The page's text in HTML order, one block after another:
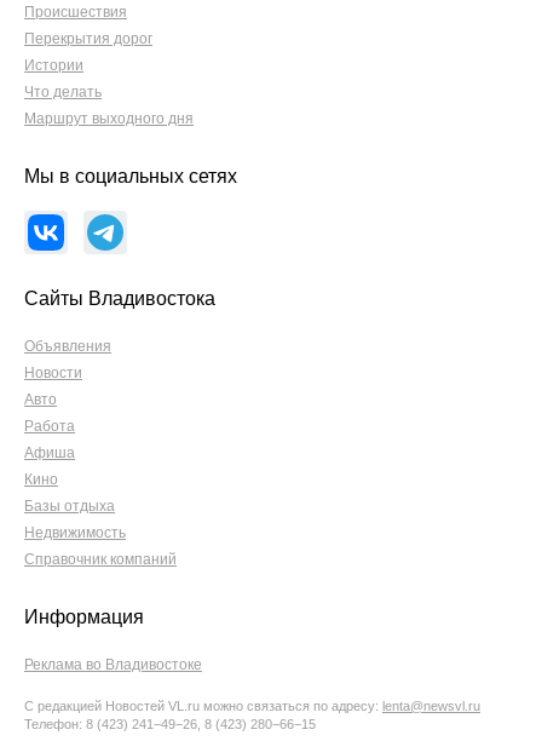
Происшествия
Перекрытия дорог
Истории
Что делать
Маршрут выходного дня
Мы в социальных сетях
Сайты Владивостока
Объявления
Новости
Авто
Работа
Афиша
Кино
Базы отдыха
Недвижимость
Справочник компаний
Информация
Реклама во Владивостоке
С редакцией Новостей VL.ru можно связаться по адресу: lenta@newsvl.ru
Телефон: 8 (423) 241−49−26, 8 (423) 280−66−15